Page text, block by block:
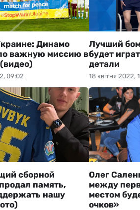
09:02
Динамо
важную миссию в
18 квітня 2022,
Лучший
будет
детали
сборной
память,
нашу
Олег
между
местом
очков»